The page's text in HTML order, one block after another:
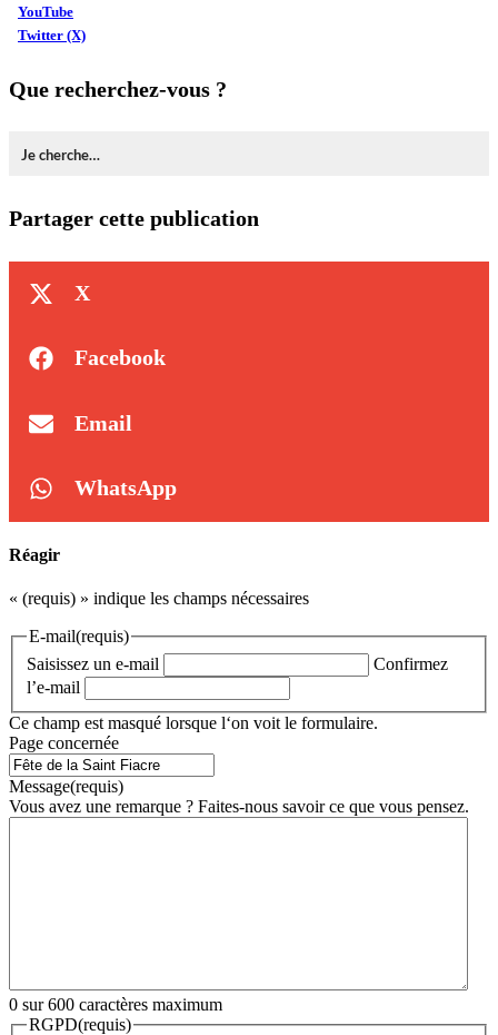
YouTube
Twitter (X)
Que recherchez-vous ?
Partager cette publication
X
Facebook
Email
WhatsApp
Réagir
« (requis) » indique les champs nécessaires
E-mail(requis)
Saisissez un e-mail
Confirmez
l’e-mail
Ce champ est masqué lorsque l‘on voit le formulaire.
Page concernée
Message(requis)
Vous avez une remarque ? Faites-nous savoir ce que vous pensez.
0 sur 600 caractères maximum
RGPD(requis)